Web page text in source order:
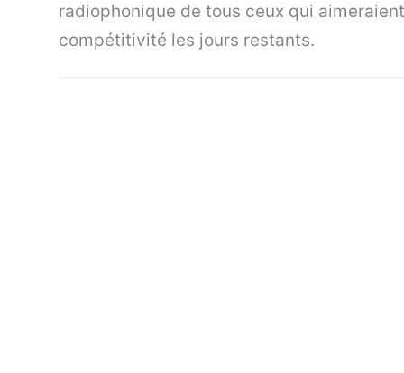
radiophonique de tous ceux qui
compétitivité les jours restants.